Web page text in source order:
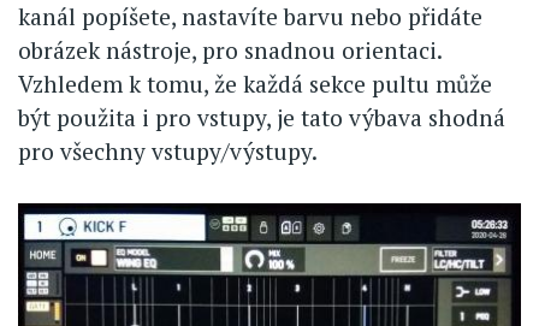
kanál popíšete, nastavíte barvu nebo přidáte
obrázek nástroje, pro snadnou orientaci.
Vzhledem k tomu, že každá sekce pultu může
být použita i pro vstupy, je tato výbava shodná
pro všechny vstupy/výstupy.